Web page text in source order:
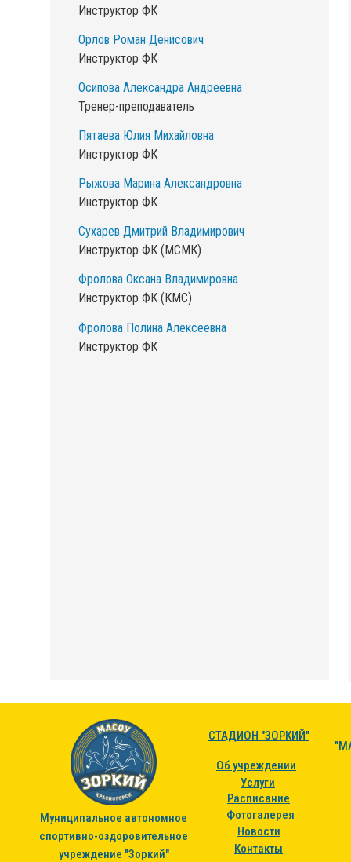
Рыжова Марина Александровна
Инструктор ФК
Пятаева Юлия Михайловна
Инструктор ФК
Инструктор ФК
Орлов Роман Денисович
Инструктор ФК
Сухарев Дмитрий Владимирович
Инструктор ФК (МСМК)
Фролова Полина Алексеевна
Инструктор ФК
Фролова Оксана Владимировна
Инструктор ФК (КМС)
Осипова Александра Андреевна
Тренер-преподаватель
Муниципальное автономное
спортивно-оздоровительное
учреждение "Зоркий"
СТАДИОН "ЗОРКИЙ"
Услуги
Об учреждении
Расписание
Фотогалерея
Новости
Контакты